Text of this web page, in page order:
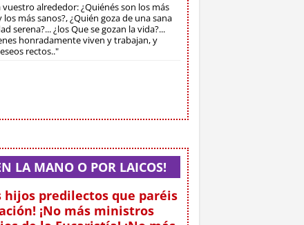
alrededor: ¿Quiénés son los más
los más sanos?, ¿Quién goza de una sana
serena?... ¿los Que se gozan la vida?...
honradamente viven y trabajan, y
rectos.."
LA MANO O POR LAICOS!
hijos predilectos que paréis
¡No más ministros